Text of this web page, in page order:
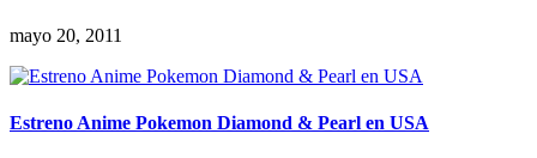
mayo 20, 2011
Estreno Anime Pokemon Diamond & Pearl en USA